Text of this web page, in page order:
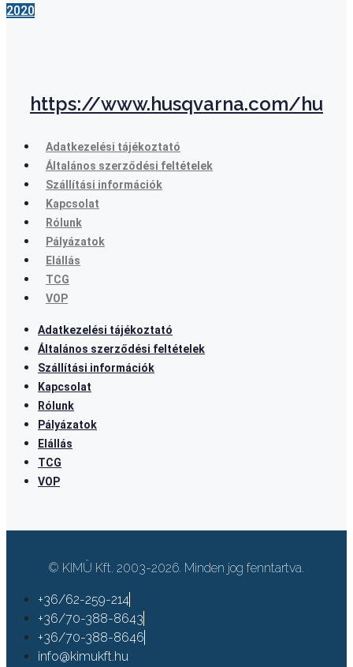
2020
https://www.husqvarna.com/hu
Adatkezelési tájékoztató
Általános szerződési feltételek
Szállítási információk
Kapcsolat
Rólunk
Pályázatok
Elállás
TCG
VOP
Adatkezelési tájékoztató
Általános szerződési feltételek
Szállítási információk
Kapcsolat
Rólunk
Pályázatok
Elállás
TCG
VOP
© KIMÜ Kft. 2003-2026. Minden jog fenntartva.
+36/62-259-214
+36/70-388-8643
+36/70-388-8646
info@kimukft.hu